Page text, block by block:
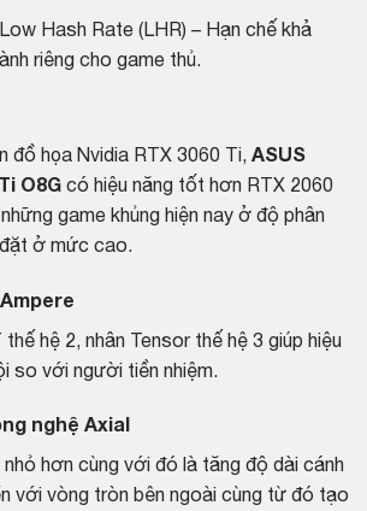
Hash Rate (LHR) – Hạn chế khả
riêng cho game thủ.
đồ họa Nvidia RTX 3060 Ti, ASUS
O8G có hiệu năng tốt hơn RTX 2060
game khủng hiện nay ở độ phân
ở mức cao.
hệ 2, nhân Tensor thế hệ 3 giúp hiệu
so với người tiền nhiệm.
nghệ Axial
nhỏ hơn cùng với đó là tăng độ dài cánh
với vòng tròn bên ngoài cùng từ đó tạo